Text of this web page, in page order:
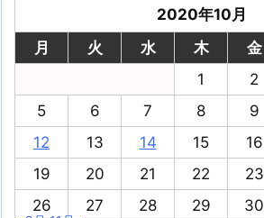
2020年10月
月
火 水 木 金
1
2
5
6 7 8 9
12
13 14 15 16
19
20 21 22 23
26
27 28 29 30